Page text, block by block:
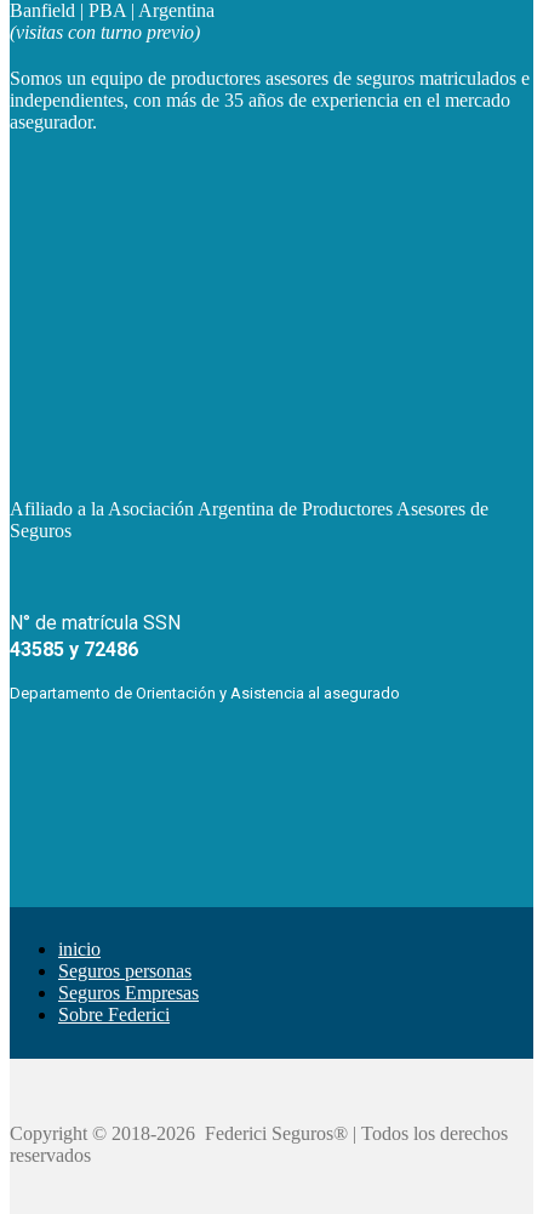
Banfield | PBA | Argentina
(visitas con turno previo)
Somos un equipo de productores asesores de seguros matriculados e
independientes, con más de 35 años de experiencia en el mercado
asegurador.
Afiliado a la Asociación Argentina de Productores Asesores de
Seguros
N° de matrícula SSN
43585 y 72486
Departamento de Orientación y Asistencia al asegurado
inicio
Seguros personas
Seguros Empresas
Sobre Federici
Copyright © 2018-2026 Federici Seguros® | Todos los derechos
reservados